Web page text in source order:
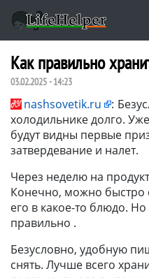
Как правильно
03.02.2025 - 14:23
nashsovetik.ru :
холодильнике долго.
будут видны первые
затвердевание и налет.
Через неделю на
Конечно, можно быстро
его в какое-то блюдо.
правильно .
Безусловно, удобную
снять. Лучше всего